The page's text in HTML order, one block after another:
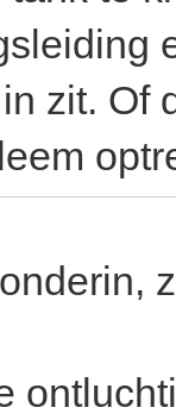
zit. Of